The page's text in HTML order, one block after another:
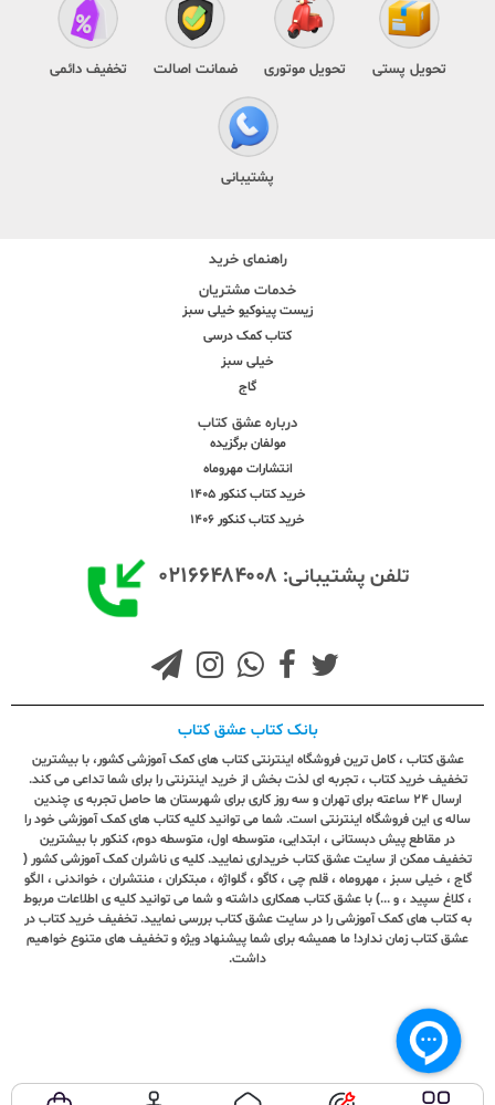
تحویل پستی تحویل موتوری ضمانت اصالت تخفیف دائمی
پشتیبانی
راهنمای خرید
خدمات مشتریان
زیست پینوکیو خیلی سبز
کتاب کمک درسی
خیلی سبز
گاج
درباره عشق کتاب
مولفان برگزیده
انتشارات مهروماه
خرید کتاب کنکور 1405
خرید کتاب کنکور 1406
تلفن پشتیبانی: ۰۲۱۶۶۴۸۴۰۰۸
بانک کتاب عشق کتاب
عشق کتاب ، کامل ترین فروشگاه اینترنتی کتاب های کمک آموزشی کشور، با بیشترین
تخفیف خرید کتاب ، تجربه ای لذت بخش از خرید اینترنتی را برای شما تداعی می کند.
ارسال ٢٤ ساعته برای تهران و سه روز کاری برای شهرستان ها حاصل تجربه ی چندین
ساله ی این فروشگاه اینترنتی است. شما می توانید کلیه کتاب های کمک آموزشی خود را
در مقاطع پیش دبستانی ، ابتدایی، متوسطه اول، متوسطه دوم، کنکور با بیشترین
تخفیف ممکن از سایت عشق کتاب خریداری نمایید. کلیه ی ناشران کمک آموزشی کشور (
گاج ، خیلی سبز ، مهروماه ، قلم چی ، کاگو ، گلواژه ، مبتکران ، منتشران ، خواندنی ، الگو
، کلاغ سپید ، و ...) با عشق کتاب همکاری داشته و شما می توانید کلیه ی اطلاعات مربوط
به کتاب های کمک آموزشی را در سایت عشق کتاب بررسی نمایید. تخفیف خرید کتاب در
عشق کتاب زمان ندارد! ما همیشه برای شما پیشنهاد ویژه و تخفیف های متنوع خواهیم
داشت.